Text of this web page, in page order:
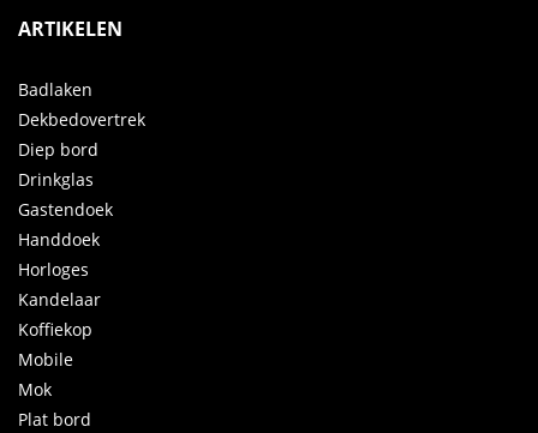
ARTIKELEN
Badlaken
Dekbedovertrek
Diep bord
Drinkglas
Gastendoek
Handdoek
Horloges
Kandelaar
Koffiekop
Mobile
Mok
Plat bord